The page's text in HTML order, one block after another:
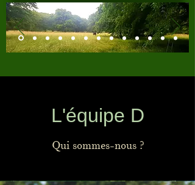
L'équipe D
Qui sommes-nous ?